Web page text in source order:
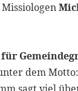
Missiologen
dem